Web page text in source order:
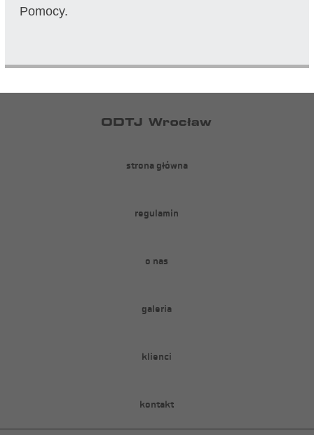
Pomocy.
strona główna
regulamin
o nas
galeria
klienci
kontakt